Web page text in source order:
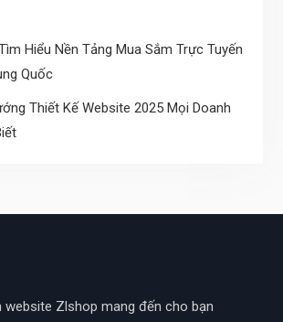
Hiểu Nền Tảng Mua Sắm Trực Tuyến
Quốc
Thiết Kế Website 2025 Mọi Doanh
website Zlshop mang đến cho bạn